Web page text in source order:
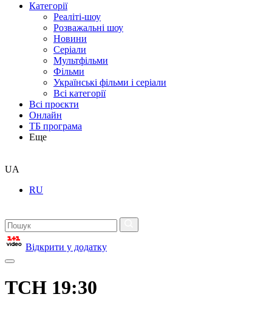
Категорії
Реаліті-шоу
Розважальні шоу
Новини
Серіали
Мультфільми
Фільми
Українські фільми і серіали
Всі категорії
Всі проєкти
Онлайн
ТБ програма
Еще
UA
RU
Відкрити у додатку
ТСН 19:30